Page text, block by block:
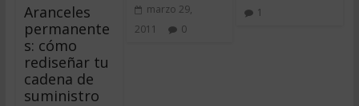
Aranceles
permanente
s: cómo
rediseñar tu
cadena de
suministro
marzo 29,
2011
0
1